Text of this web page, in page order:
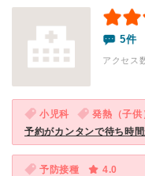
5件
アクセス
小児科 発熱（子供
予約がカンタンで待ち時
予防接種
4.0